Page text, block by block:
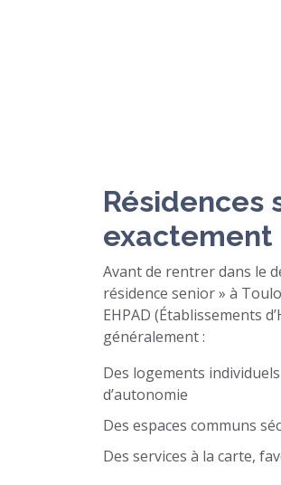
Résidences
exactement
Avant de rentrer dans le
résidence senior » à
EHPAD (Établissements
généralement :
Des logements
d’autonomie
Des espaces communs
Des services à la carte,